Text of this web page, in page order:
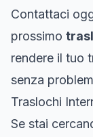
Contattaci
prossimo
rendere il tuo
senza
Traslochi
Se stai